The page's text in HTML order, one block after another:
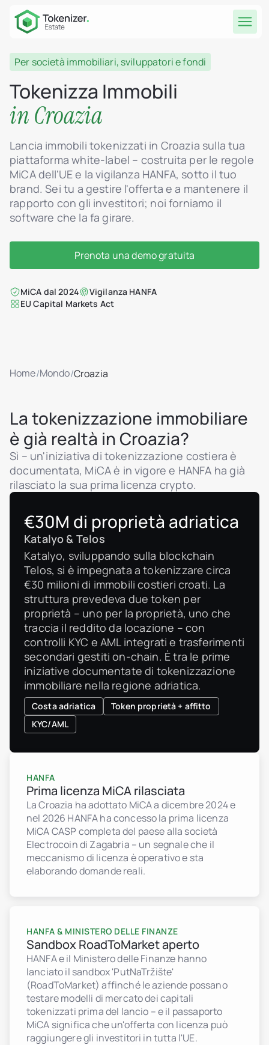
Per società immobiliari, sviluppatori e fondi
Tokenizza Immobili
in Croazia
Lancia immobili tokenizzati in Croazia sulla tua
piattaforma white-label – costruita per le regole
MiCA dell'UE e la vigilanza HANFA, sotto il tuo
brand. Sei tu a gestire l'offerta e a mantenere il
rapporto con gli investitori; noi forniamo il
software che la fa girare.
Prenota una demo gratuita
MiCA dal 2024
Vigilanza HANFA
EU Capital Markets Act
Home/Mondo/Croazia
La tokenizzazione immobiliare
è già realtà in Croazia?
Sì – un'iniziativa di tokenizzazione costiera è
documentata, MiCA è in vigore e HANFA ha già
rilasciato la sua prima licenza crypto.
€30M di proprietà adriatica
Katalyo & Telos
Katalyo, sviluppando sulla blockchain
Telos, si è impegnata a tokenizzare circa
€30 milioni di immobili costieri croati. La
struttura prevedeva due token per
proprietà – uno per la proprietà, uno che
traccia il reddito da locazione – con
controlli KYC e AML integrati e trasferimenti
secondari gestiti on-chain. È tra le prime
iniziative documentate di tokenizzazione
immobiliare nella regione adriatica.
Costa adriatica
Token proprietà + affitto
KYC/AML
HANFA
Prima licenza MiCA rilasciata
La Croazia ha adottato MiCA a dicembre 2024 e
nel 2026 HANFA ha concesso la prima licenza
MiCA CASP completa del paese alla società
Electrocoin di Zagabria – un segnale che il
meccanismo di licenza è operativo e sta
elaborando domande reali.
HANFA & MINISTERO DELLE FINANZE
Sandbox RoadToMarket aperto
HANFA e il Ministero delle Finanze hanno
lanciato il sandbox 'PutNaTržište'
(RoadToMarket) affinché le aziende possano
testare modelli di mercato dei capitali
tokenizzati prima del lancio – e il passaporto
MiCA significa che un'offerta con licenza può
raggiungere gli investitori in tutta l'UE.